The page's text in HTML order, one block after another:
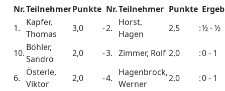
Nr.TeilnehmerPunkte Nr.Teilnehmer Punkte
1.
Kapfer,
Thomas
3,0 -2.
Horst,
Hagen
2,5 :½ - ½
10.
Böhler,
Sandro
2,0 -3. Zimmer, Rolf 2,0 :0 - 1
6.
Österle,
Viktor
2,0 -4.
Hagenbrock,
Werner
2,0 :0 - 1